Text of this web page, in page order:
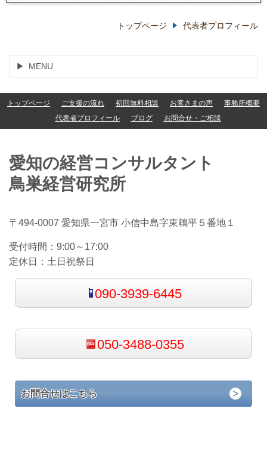
トップページ 代表者プロフィール
MENU
トップページ ご支援の流れ 初回無料相談 お客さまの声
事務所概要
代表者プロフィール
ブログ お問合せ・ご相談
愛知の経営コンサルタント
鳥巣経営研究所
〒494-0007 愛知県一宮市 小信中島字東鵯平５番地１
受付時間： 9:00～17:00
定休日： 土日祝祭日
090-3939-6445
050-3488-0355
お問合せはこちら